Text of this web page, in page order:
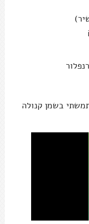
בשמן קנולה